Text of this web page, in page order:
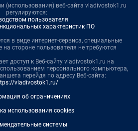
(использования) веб-сайта vladivostok1.ru
регулируются:
пользователя
характеристик ПО
в виде интернет-сервиса, специальные
на стороне пользователя не требуются
доступ к Веб-сайту vladivostok1.ru на
персонального компьютера,
перейдя по адресу Веб-сайта:
vladivostok1.ru/
об ограничениях
использования cookies
системы